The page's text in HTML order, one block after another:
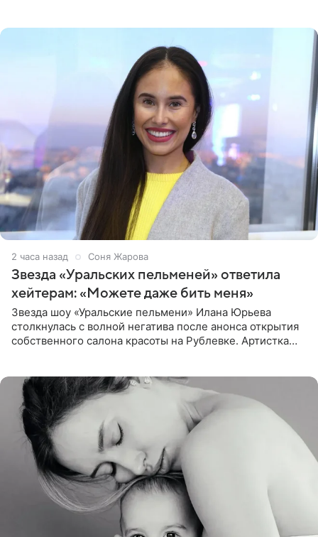
2 часа назад Соня Жарова
Звезда «Уральских пельменей» ответила
хейтерам: «Можете даже бить меня»
Звезда шоу «Уральские пельмени» Илана Юрьева
столкнулась с волной негатива после анонса открытия
собственного салона красоты на Рублевке. Артистка